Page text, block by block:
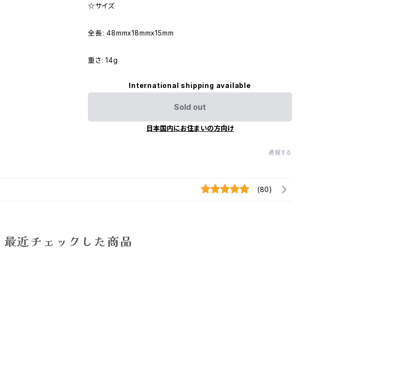
☆サイズ
全長: 48mmx18mmx15mm
重さ: 14g
International shipping available
Sold out
日本国内にお住まいの方向け
通報する
(80)
最近チェックした商品